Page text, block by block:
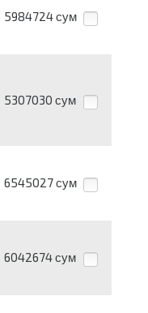
5984724 сум
5307030 сум
6545027 сум
6042674 сум